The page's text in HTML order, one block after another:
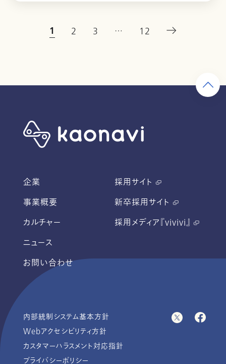
1 2 3 … 12
企業
事業概要
カルチャー
ニュース
お問い合わせ
採用サイト
新卒採用サイト
採用メディア『vivivi』
内部統制システム基本方針
Webアクセシビリティ方針
カスタマーハラスメント対応指針
プライバシーポリシー